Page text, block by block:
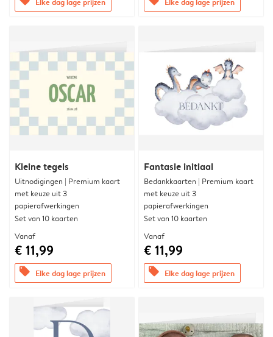
Kleine tegels
Uitnodigingen | Premium kaart
met keuze uit 3
papierafwerkingen
Set van 10 kaarten
Vanaf
€ 11,99
offers Elke dag lage prijzen
Fantasie initiaal
Bedankkaarten | Premium kaart
met keuze uit 3
papierafwerkingen
Set van 10 kaarten
Vanaf
€ 11,99
offers Elke dag lage prijzen